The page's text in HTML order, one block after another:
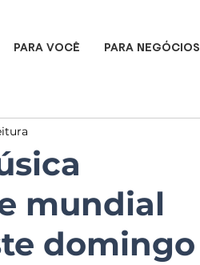
PARA VOCÊ PARA NEGÓCIOS
mundial
domingo